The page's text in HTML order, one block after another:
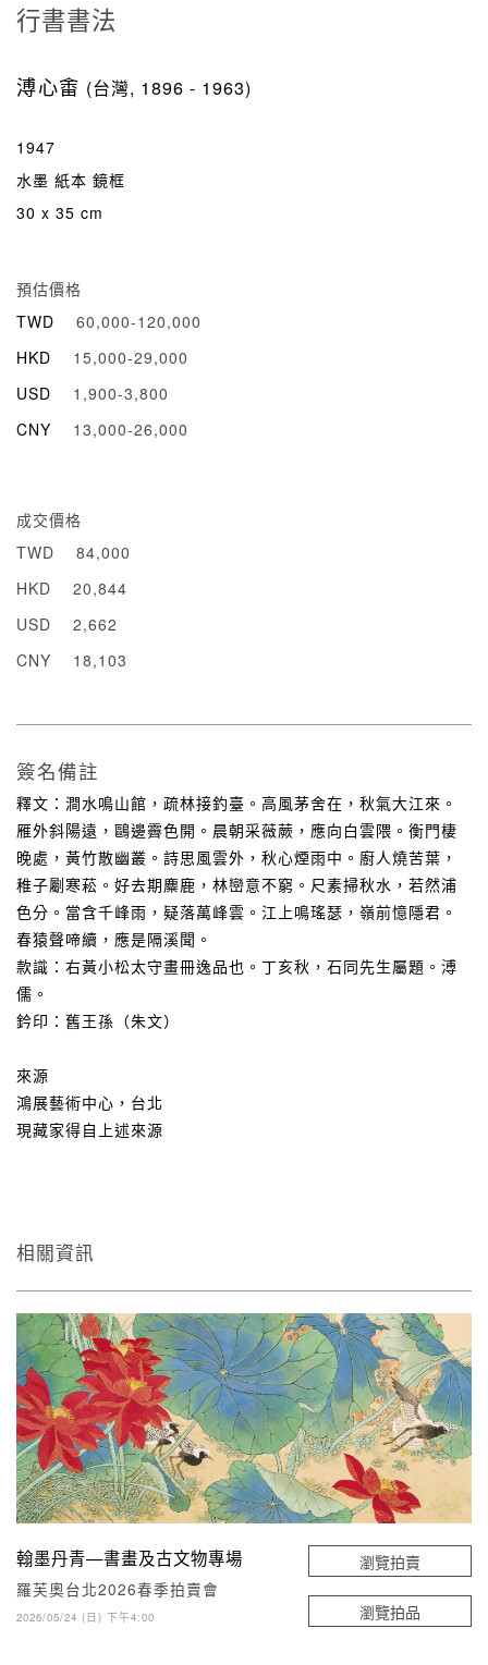
行書書法
溥心畬 (台灣, 1896 - 1963)
1947
水墨 紙本 鏡框
30 x 35 cm
預估價格
TWD
60,000-120,000
HKD
15,000-29,000
USD
1,900-3,800
CNY
13,000-26,000
成交價格
TWD
84,000
HKD
20,844
USD
2,662
CNY
18,103
簽名備註
釋文：澗水鳴山館，疏林接釣臺。高風茅舍在，秋氣大江來。
雁外斜陽遠，鷗邊霽色開。晨朝采薇蕨，應向白雲隈。衡門棲
晚處，黃竹散幽叢。詩思風雲外，秋心煙雨中。廚人燒苦葉，
稚子劚寒菘。好去期麋鹿，林巒意不窮。尺素掃秋水，若然浦
色分。當含千峰雨，疑落萬峰雲。江上鳴瑤瑟，嶺前憶隱君。
春猿聲啼續，應是隔溪聞。
款識：右黃小松太守畫冊逸品也。丁亥秋，石同先生屬題。溥
儒。
鈐印：舊王孫（朱文）
來源
鴻展藝術中心，台北
現藏家得自上述來源
相關資訊
翰墨丹青—書畫及古文物專場
羅芙奧台北2026春季拍賣會
2026/05/24 (日) 下午4:00
瀏覽拍賣
瀏覽拍品